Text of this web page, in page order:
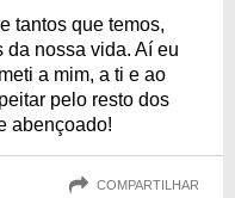
tantos que temos,
da nossa vida. Aí eu
a mim, a ti e ao
pelo resto dos
abençoado!
COMPARTILHAR